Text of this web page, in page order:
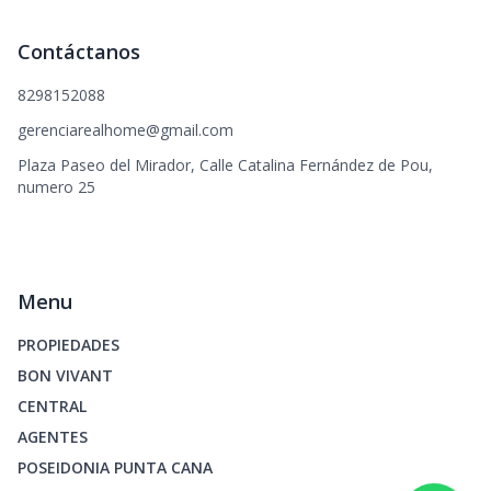
Contáctanos
8298152088
gerenciarealhome@gmail.com
Plaza Paseo del Mirador, Calle Catalina Fernández de Pou,
numero 25
Menu
PROPIEDADES
BON VIVANT
CENTRAL
AGENTES
POSEIDONIA PUNTA CANA